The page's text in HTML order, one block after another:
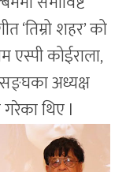
‘तिम्रो शहर’ को
एस्पी कोईराला,
सङ्घका अध्यक्ष
थिए l